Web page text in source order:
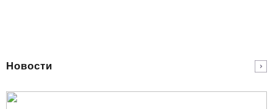
Новости